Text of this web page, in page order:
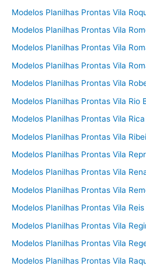
Modelos Planilhas Prontas Vila
Modelos Planilhas Prontas Vila
Modelos Planilhas Prontas Vila
Modelos Planilhas Prontas Vila
Modelos Planilhas Prontas Vila
Modelos Planilhas Prontas Vila Rio
Modelos Planilhas Prontas Vila Rica
Modelos Planilhas Prontas Vila
Modelos Planilhas Prontas Vila
Modelos Planilhas Prontas Vila
Modelos Planilhas Prontas Vila
Modelos Planilhas Prontas Vila Reis
Modelos Planilhas Prontas Vila
Modelos Planilhas Prontas Vila
Modelos Planilhas Prontas Vila